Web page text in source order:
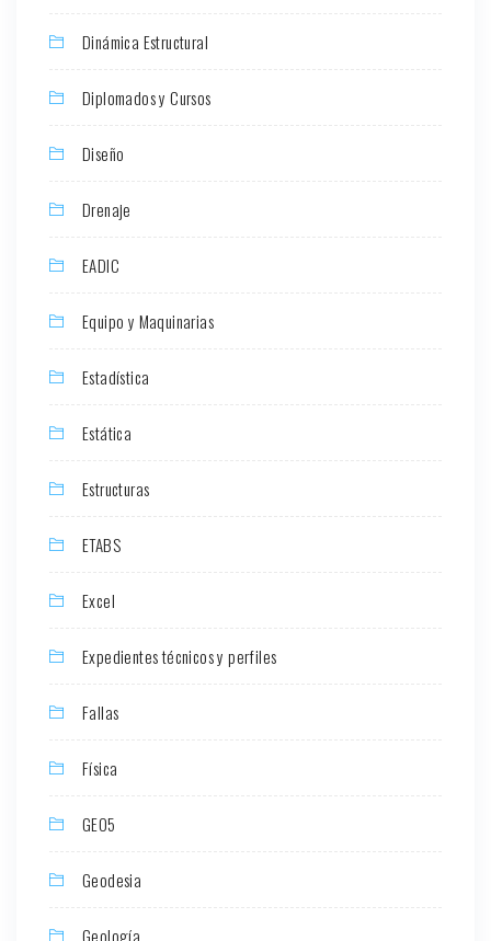
Dinámica Estructural
Diplomados y Cursos
Diseño
Drenaje
EADIC
Equipo y Maquinarias
Estadística
Estática
Estructuras
ETABS
Excel
Expedientes técnicos y perfiles
Fallas
Física
GEO5
Geodesia
Geología